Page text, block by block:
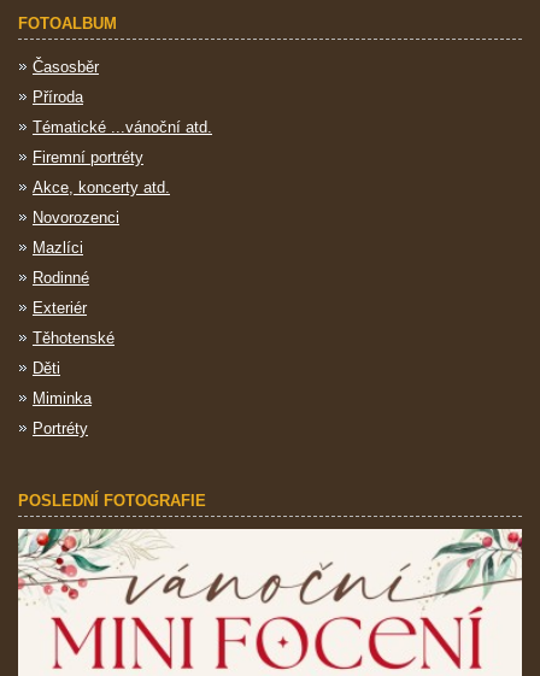
FOTOALBUM
Časosběr
Příroda
Tématické ...vánoční atd.
Firemní portréty
Akce, koncerty atd.
Novorozenci
Mazlíci
Rodinné
Exteriér
Těhotenské
Děti
Miminka
Portréty
POSLEDNÍ FOTOGRAFIE